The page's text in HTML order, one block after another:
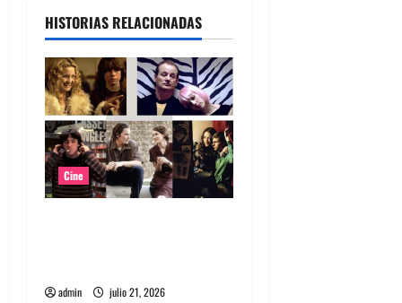
a
c
i
ó
n
d
e
HISTORIAS RELACIONADAS
Cine
admin
julio 21, 2026